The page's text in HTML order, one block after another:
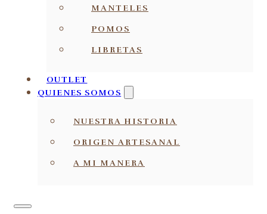
MANTELES
POMOS
LIBRETAS
OUTLET
QUIENES SOMOS
NUESTRA HISTORIA
ORIGEN ARTESANAL
A MI MANERA